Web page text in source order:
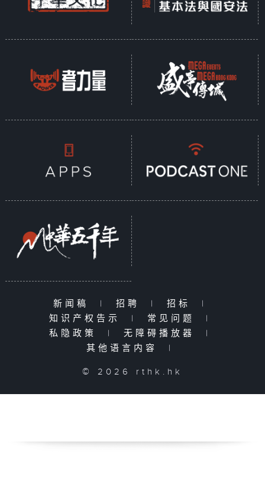
新闻稿 | 招聘 | 招标
|
知识产权告示
| 常见问题
|
私隐政策
| 无障碍播放器
|
其他语言内容
|
© 2026 rthk.hk